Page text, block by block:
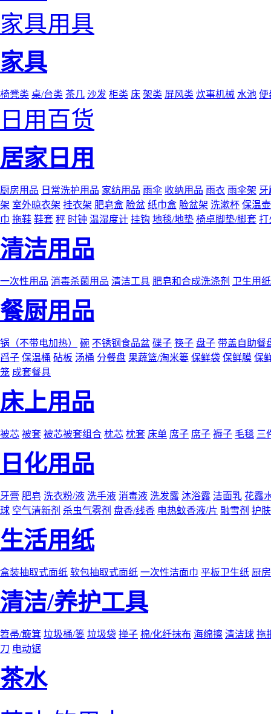
家具用具
家具
椅凳类 桌/台类 茶几 沙发 柜类 床 架类 屏风类 炊事机械 水池 便
日用百货
居家日用
厨房用品 日常洗护用品 家纺用品 雨伞 收纳用品 雨衣 雨伞架 牙
架 室外晾衣架 挂衣架 肥皂盒 脸盆 纸巾盒 脸盆架 洗漱杯 保温
巾 拖鞋 鞋套 秤 时钟 温湿度计 挂钩 地毯/地垫 椅卓脚垫/脚套 打
清洁用品
一次性用品 消毒杀菌用品 清洁工具 肥皂和合成洗涤剂 卫生用
餐厨用品
锅（不带电加热） 碗 不锈钢食品盆 碟子 筷子 盘子 带盖自助餐
舀子 保温桶 砧板 汤桶 分餐盘 果蔬篮/淘米篓 保鲜袋 保鲜膜 保
笼 成套餐具
床上用品
被芯 被套 被芯被套组合 枕芯 枕套 床单 席子 席子 褥子 毛毯 三
日化用品
牙膏 肥皂 洗衣粉/液 洗手液 消毒液 洗发露 沐浴露 洁面乳 花露
球 空气清新剂 杀虫气雾剂 盘香/线香 电热蚊香液/片 融雪剂 护
生活用纸
盒装抽取式面纸 软包抽取式面纸 一次性洁面巾 平板卫生纸 厨
清洁/养护工具
笤帚/簸箕 垃圾桶/篓 垃圾袋 掸子 棉/化纤抹布 海绵擦 清洁球 拖
刀 电动锯
茶水